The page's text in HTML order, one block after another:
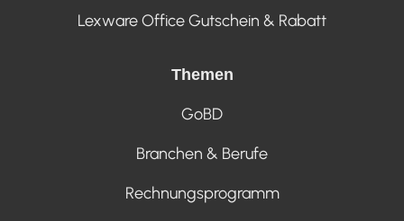
Lexware Office Gutschein & Rabatt
Themen
GoBD
Branchen & Berufe
Rechnungsprogramm